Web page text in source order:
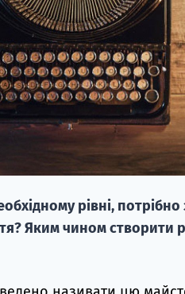
рівні,
Яким чином створити